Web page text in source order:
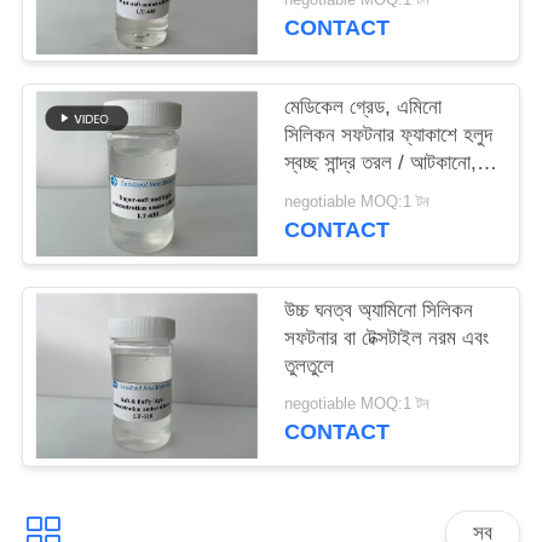
PRIVACY
POLICY
ফিনিস
CONTACT
মেডিকেল গ্রেড, এমিনো
সিলিকন সফটনার ফ্যাকাশে হলুদ
স্বচ্ছ সান্দ্র তরল / আটকানো,
নরম এবং তুলতুলে শেষ
negotiable MOQ:1 টন
CONTACT
উচ্চ ঘনত্ব অ্যামিনো সিলিকন
সফটনার বা টেক্সটাইল নরম এবং
তুলতুলে
negotiable MOQ:1 টন
CONTACT
সব